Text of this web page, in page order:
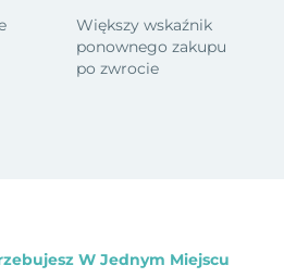
Większy wskaźnik
ponownego zakupu
po zwrocie
W Jednym Miejscu